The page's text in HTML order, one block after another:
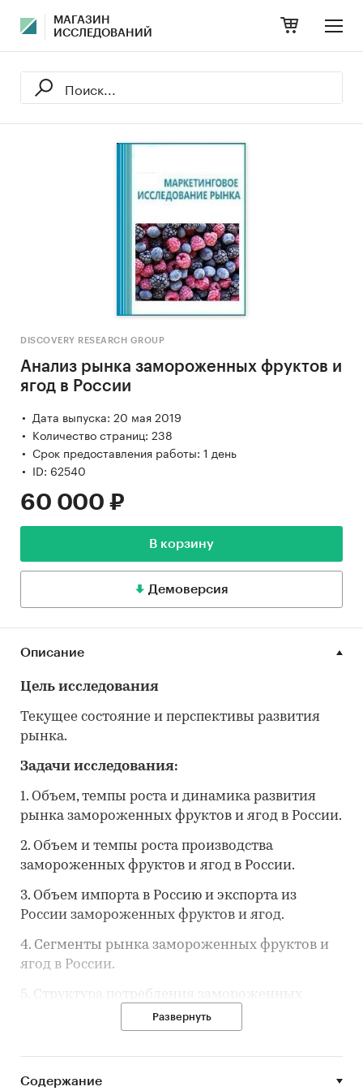
МАГАЗИН
ИССЛЕДОВАНИЙ
DISCOVERY RESEARCH GROUP
Анализ рынка замороженных фруктов и
ягод в России
Дата выпуска: 20 мая 2019
Количество страниц: 238
Срок предоставления работы: 1 день
ID: 62540
60 000 ₽
В корзину
Демоверсия
Описание
Цель исследования
Текущее состояние и перспективы развития
рынка.
Задачи исследования:
1. Объем, темпы роста и динамика развития
рынка замороженных фруктов и ягод в России.
2. Объем и темпы роста производства
замороженных фруктов и ягод в России.
3. Объем импорта в Россию и экспорта из
России замороженных фруктов и ягод.
4. Сегменты рынка замороженных фруктов и
ягод в России.
5. Структура потребления замороженных
фруктов и ягод в России.
Развернуть
Содержание